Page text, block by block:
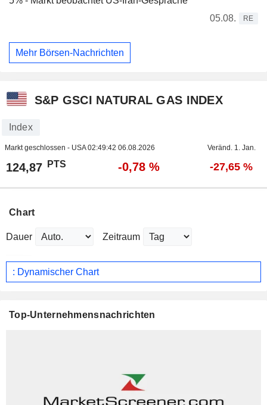
05.08.
RE
Mehr Börsen-Nachrichten
S&P GSCI NATURAL GAS INDEX
Index
Markt geschlossen - USA02:49:42 06.08.2026 Veränd. 1. Jan.
124,87 PTS -0,78 % -27,65 %
Chart
Dauer Zeitraum
: Dynamischer Chart
Top-Unternehmensnachrichten